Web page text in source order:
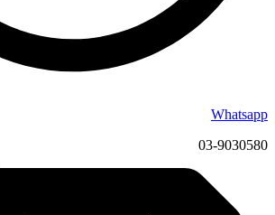
Whatsapp
03-9030580